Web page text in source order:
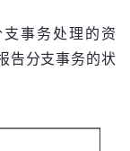
支事务处理的资
告分支事务的状